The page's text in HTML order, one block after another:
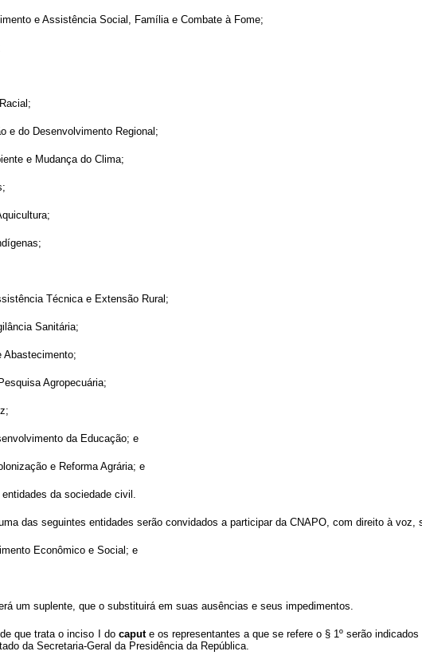
e Assistência Social, Família e Combate à Fome;
e do Desenvolvimento Regional;
e Mudança do Clima;
Técnica e Extensão Rural;
Sanitária;
Abastecimento;
Agropecuária;
da Educação; e
e Reforma Agrária; e
da sociedade civil.
das seguintes entidades serão convidados a participar da CNAPO, com direito à voz,
Econômico e Social; e
um suplente, que o substituirá em suas ausências e seus impedimentos.
que trata o inciso I do capute os representantes a que se refere o § 1º serão
da Secretaria-Geral da Presidência da República.